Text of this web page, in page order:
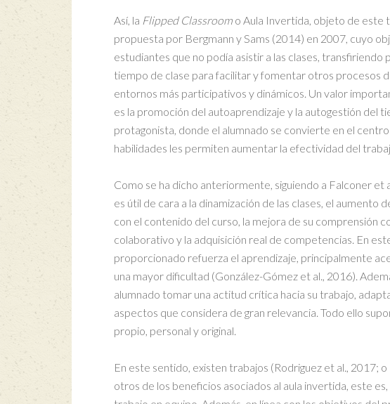
Así, la Flipped Classroom o Aula Invertida, objeto de este
propuesta por Bergmann y Sams (2014) en 2007, cuyo
estudiantes que no podía asistir a las clases,
tiempo de clase para facilitar y fomentar otros procesos
entornos más participativos y dinámicos. Un valor
es la promoción del autoaprendizaje y la autogestión del
protagonista, donde el alumnado se convierte en el
habilidades les permiten aumentar la efectividad del
Como se ha dicho anteriormente, siguiendo a Falconer
es útil de cara a la dinamización de las clases, el
con el contenido del curso, la mejora de su comprensión
colaborativo y la adquisición real de competencias. En
proporcionado refuerza el aprendizaje, principalmente
una mayor dificultad (González-Gómez et al., 2016).
alumnado tomar una actitud crítica hacia su trabajo,
aspectos que considera de gran relevancia. Todo ello
propio, personal y original.
En este sentido, existen trabajos (Rodriguez et al., 2017;
otros de los beneficios asociados al aula invertida, este